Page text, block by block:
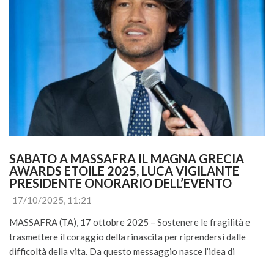
SABATO A MASSAFRA IL MAGNA GRECIA
AWARDS ETOILE 2025, LUCA VIGILANTE
PRESIDENTE ONORARIO DELL’EVENTO
17/10/2025, 11:21
MASSAFRA (TA), 17 ottobre 2025 – Sostenere le fragilità e
trasmettere il coraggio della rinascita per riprendersi dalle
difficoltà della vita. Da questo messaggio nasce l’idea di